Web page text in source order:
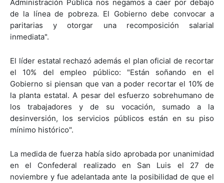
Administración Pública nos negamos a caer por debajo
de la línea de pobreza. El Gobierno debe convocar a
paritarias y otorgar una recomposición salarial
inmediata".
El líder estatal rechazó además el plan oficial de recortar
el 10% del empleo público: "Están soñando en el
Gobierno si piensan que van a poder recortar el 10% de
la planta estatal. A pesar del esfuerzo sobrehumano de
los trabajadores y de su vocación, sumado a la
desinversión, los servicios públicos están en su piso
mínimo histórico".
La medida de fuerza había sido aprobada por unanimidad
en el Confederal realizado en San Luis el 27 de
noviembre y fue adelantada ante la posibilidad de que el